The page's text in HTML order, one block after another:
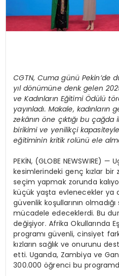
CGTN, Cuma günü Pekin’de
yıl dönümüne denk gelen
ve Kadınların Eğitimi Ödülü
yayınladı. Makale,
zekânın öne çıktığı bu
birikimi ve yenilikçi
eğitiminin kritik rolünü ele
PEKİN, (GLOBE NEWSWIRE) —
kesimlerindeki genç kızlar
seçim yapmak zorunda
küçük yaşta evlenecekler ya
güvenlik koşullarının
mücadele edeceklerdi. Bu
değişiyor. Afrika Okullarında
programı güvenli, cinsiyet
kızların sağlık ve onurunu
etti. Uganda, Zambiya ve
300.000 öğrenci bu